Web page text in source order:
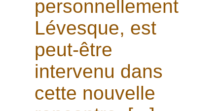
personnellement
Lévesque, est
peut-être
intervenu dans
cette nouvelle